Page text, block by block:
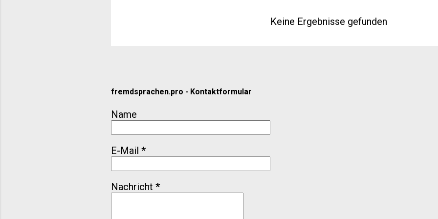
Keine Ergebnisse gefunden
fremdsprachen.pro - Kontaktformular
Name
E-Mail *
Nachricht *